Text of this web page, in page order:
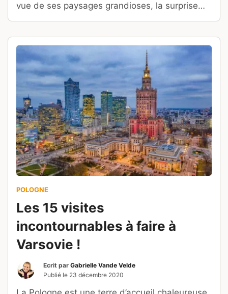
vue de ses paysages grandioses, la surprise
devant ses ressources naturelles et culturelles
son passé historique lourd et intense.
POLOGNE
Les 15 visites
incontournables à faire à
Varsovie !
Ecrit par Gabrielle Vande Velde
Publié le 23 décembre 2020